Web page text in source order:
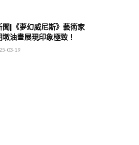
聞|《夢幻威尼斯》藝術家
墩油畫展現印象極致！
03-19